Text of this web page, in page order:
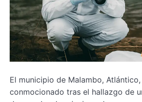
El municipio de Malambo,
conmocionado tras el hallazgo de